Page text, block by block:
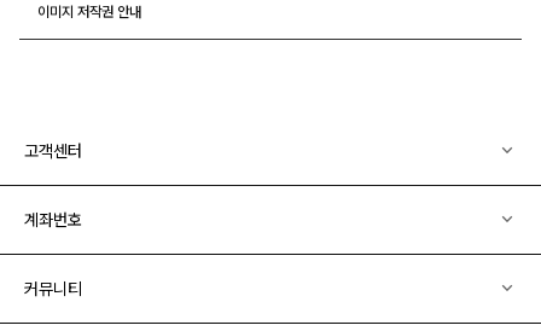
이미지 저작권 안내
고객센터
계좌번호
커뮤니티